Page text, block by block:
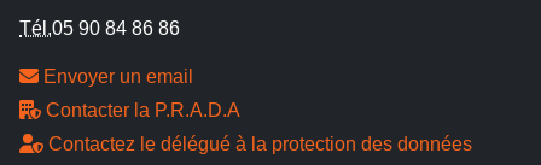
Tél.05 90 84 86 86
Envoyer un email
Contacter la P.R.A.D.A
Contactez le délégué à la protection des données